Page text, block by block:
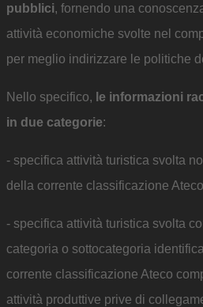
pubblici, fornendo una
attività economiche svolte nel
per meglio indirizzare le politiche
Nello specifico, le informazioni
in due categorie:
- specifica attività turistica svolta
della corrente classificazione
- specifica attività turistica svolta
categoria o sottocategoria
corrente classificazione Ateco
attività produttive prive di